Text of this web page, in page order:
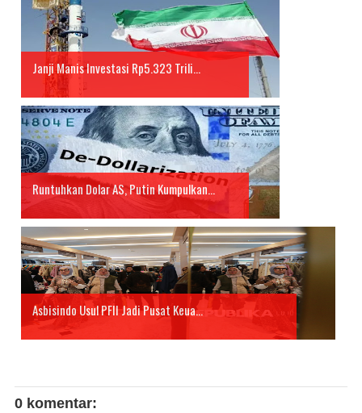
Janji Manis Investasi Rp5.323 Trili...
Runtuhkan Dolar AS, Putin Kumpulkan...
Asbisindo Usul PFII Jadi Pusat Keua...
0 komentar: